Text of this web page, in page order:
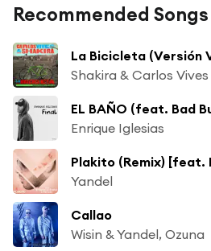
Recommended Songs
La Bicicleta (Versión
Shakira & Carlos Vives
EL BAÑO (feat. Bad
Enrique Iglesias
Yandel
Callao
Wisin & Yandel, Ozuna